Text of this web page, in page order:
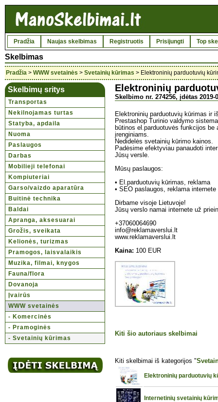
Pradžia Naujas skelbimas Registruotis Prisijungti Top
Skelbimas
Pradžia > WWW svetainės > Svetainių kūrimas > Elektroninių parduotuvių
Skelbimų sritys
Transportas
Nekilnojamas turtas
Statyba, apdaila
Nuoma
Paslaugos
Darbas
Mobilieji telefonai
Kompiuteriai
Garso/vaizdo aparatūra
Buitinė technika
Baldai
Apranga, aksesuarai
Grožis, sveikata
Kelionės, turizmas
Pramogos, laisvalaikis
Muzika, filmai, knygos
Fauna/flora
Dovanoja
Įvairūs
WWW svetainės
- Komercinės
- Pramoginės
- Svetainių kūrimas
Elektroninių
Skelbimo nr. 274256, įdėtas 2019-
Elektroninių parduotuvių kūrimas ir
Prestashop Turinio valdymo
būtinos el.parduotuvės funkcijos
įrenginiams.
Nedidelės svetainių kūrimo kainos.
Padėsime efektyviau panaudoti
Jūsų versle.
Mūsų paslaugos:
• El.parduotuvių kūrimas, reklama
• SEO paslaugos, reklama internete
Dirbame visoje Lietuvoje!
Jūsų verslo namai internete už
+37060064690
info@reklamaverslui.lt
www.reklamaverslui.lt
Kaina: 100 EUR
Kiti šio autoriaus skelbimai
Kiti skelbimai iš kategorijos "
Elektroninių parduotuvių
Internetinių svetainių